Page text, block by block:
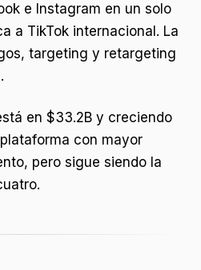
e Instagram en un solo
a TikTok internacional. La
targeting y retargeting
en $33.2B y creciendo
con mayor
pero sigue siendo la